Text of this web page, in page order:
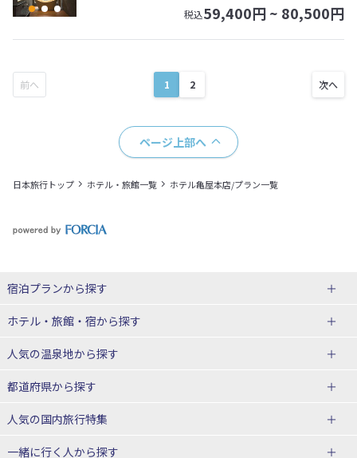
税込59,400円 ~ 80,500円
1 2
ページ上部へ
日本旅行トップ ホテル・旅館一覧 ホテル亀屋本店/プラン一覧
宿泊プランから探す
北海道
東北
青森県
宮城県
山形県
ホテル・旅館・宿から探す
北海道ホテル・旅館
青森県ホテル・旅館
宮城県ホテル・旅館
人気の温泉地から探す
北海道
湯の川温泉(北海道)
十勝川温泉(北海道)
都道府県から探す
北海道旅行・ツアー
人気の国内旅行特集
東京ディズニーリゾート®への旅 ユニバーサル・スタジオ・ジャパ
一緒に行く人から探す